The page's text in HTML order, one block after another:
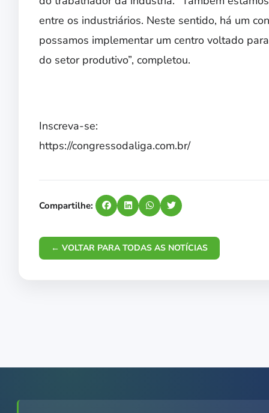
entre os industriários. Neste sentido, há um
possamos implementar um centro voltado
do setor produtivo”, completou.
Inscreva-se:
https://congressodaliga.com.br/
Compartilhe:
← VOLTAR PARA TODAS AS NOTÍCIAS